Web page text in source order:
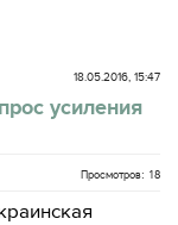
18.05.2016, 15:47
усиления
Просмотров: 18